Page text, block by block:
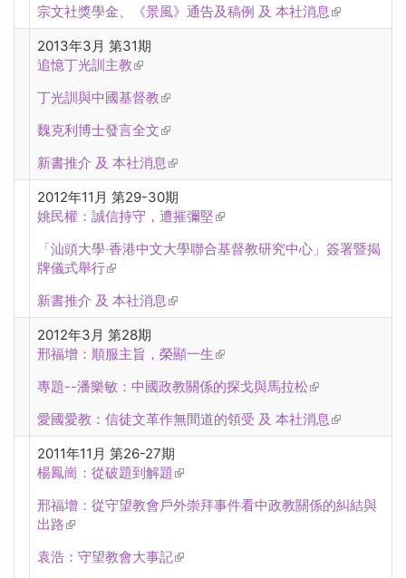
宗文社獎學金、《景風》通告及稿例 及 本社消息(link is
external)
2013年3月 第31期
追憶丁光訓主教(link is external)
丁光訓與中國基督教(link is external)
魏克利博士發言全文(link is external)
新書推介 及 本社消息(link is external)
2012年11月 第29-30期
姚民權：誠信持守，遭摧彌堅(link is external)
「汕頭大學‧香港中文大學聯合基督教研究中心」簽署暨揭
牌儀式舉行(link is external)
新書推介 及 本社消息(link is external)
2012年3月 第28期
邢福增：順服主旨，榮顯一生(link is external)
專題--潘樂敏：中國政教關係的探戈與馬拉松(link is
愛國愛教：信徒文革作無間道的領受 及 本社消息(link is
external)
2011年11月 第26-27期
楊鳳崗：從破題到解題(link is external)
邢福增：從守望教會戶外崇拜事件看中政教關係的糾結與
出路(link is external)
袁浩：守望教會大事記(link is external)